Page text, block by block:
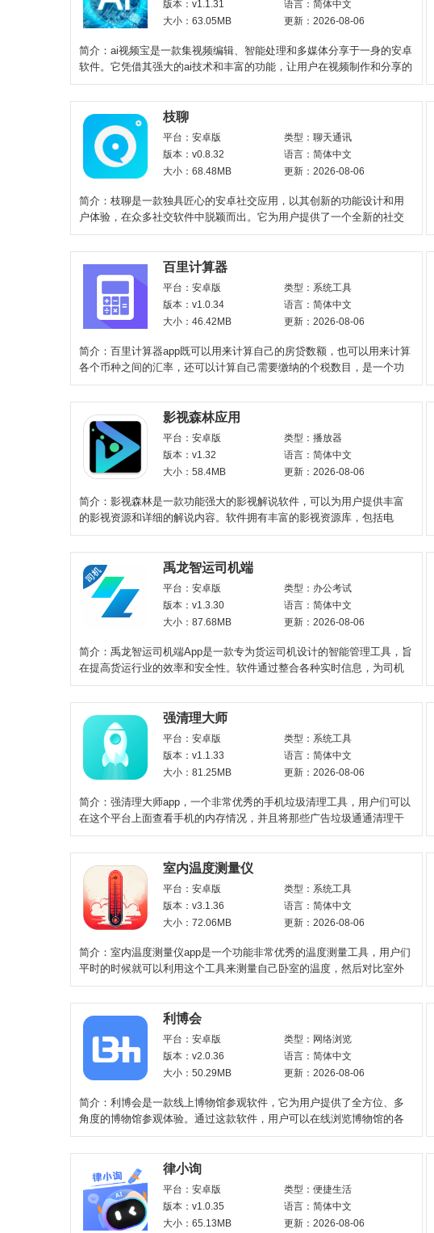
版本：v1.1.31
语言：简体中文
大小：63.05MB
更新：2026-08-06
简介：ai视频宝是一款集视频编辑、智能处理和多媒体分享于一身的安卓
软件。它凭借其强大的ai技术和丰富的功能，让用户在视频制作和分享的
过程中享受
枝聊
平台：安卓版
类型：聊天通讯
版本：v0.8.32
语言：简体中文
大小：68.48MB
更新：2026-08-06
简介：枝聊是一款独具匠心的安卓社交应用，以其创新的功能设计和用
户体验，在众多社交软件中脱颖而出。它为用户提供了一个全新的社交
平台，让用户能够更
百里计算器
平台：安卓版
类型：系统工具
版本：v1.0.34
语言：简体中文
大小：46.42MB
更新：2026-08-06
简介：百里计算器app既可以用来计算自己的房贷数额，也可以用来计算
各个币种之间的汇率，还可以计算自己需要缴纳的个税数目，是一个功
能多多的计算工具
影视森林应用
平台：安卓版
类型：播放器
版本：v1.32
语言：简体中文
大小：58.4MB
更新：2026-08-06
简介：影视森林是一款功能强大的影视解说软件，可以为用户提供丰富
的影视资源和详细的解说内容。软件拥有丰富的影视资源库，包括电
影、电视剧、纪录片
禹龙智运司机端
平台：安卓版
类型：办公考试
版本：v1.3.30
语言：简体中文
大小：87.68MB
更新：2026-08-06
简介：禹龙智运司机端App是一款专为货运司机设计的智能管理工具，旨
在提高货运行业的效率和安全性。软件通过整合各种实时信息，为司机
提供便捷的导航
强清理大师
平台：安卓版
类型：系统工具
版本：v1.1.33
语言：简体中文
大小：81.25MB
更新：2026-08-06
简介：强清理大师app，一个非常优秀的手机垃圾清理工具，用户们可以
在这个平台上面查看手机的内存情况，并且将那些广告垃圾通通清理干
净，卸载的残余也可
室内温度测量仪
平台：安卓版
类型：系统工具
版本：v3.1.36
语言：简体中文
大小：72.06MB
更新：2026-08-06
简介：室内温度测量仪app是一个功能非常优秀的温度测量工具，用户们
平时的时候就可以利用这个工具来测量自己卧室的温度，然后对比室外
的温度，决定是否
利博会
平台：安卓版
类型：网络浏览
版本：v2.0.36
语言：简体中文
大小：50.29MB
更新：2026-08-06
简介：利博会是一款线上博物馆参观软件，它为用户提供了全方位、多
角度的博物馆参观体验。通过这款软件，用户可以在线浏览博物馆的各
种展品，了解它们的
律小询
平台：安卓版
类型：便捷生活
版本：v1.0.35
语言：简体中文
大小：65.13MB
更新：2026-08-06